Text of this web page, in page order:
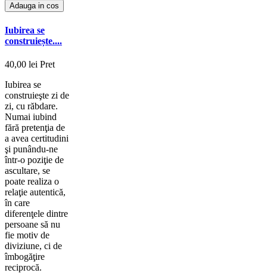
Adauga in cos
Iubirea se
construiește....
40,00 lei Pret
Iubirea se
construieşte zi de
zi, cu răbdare.
Numai iubind
fără pretenţia de
a avea certitudini
şi punându-ne
într-o poziţie de
ascultare, se
poate realiza o
relaţie autentică,
în care
diferenţele dintre
persoane să nu
fie motiv de
diviziune, ci de
îmbogăţire
reciprocă.